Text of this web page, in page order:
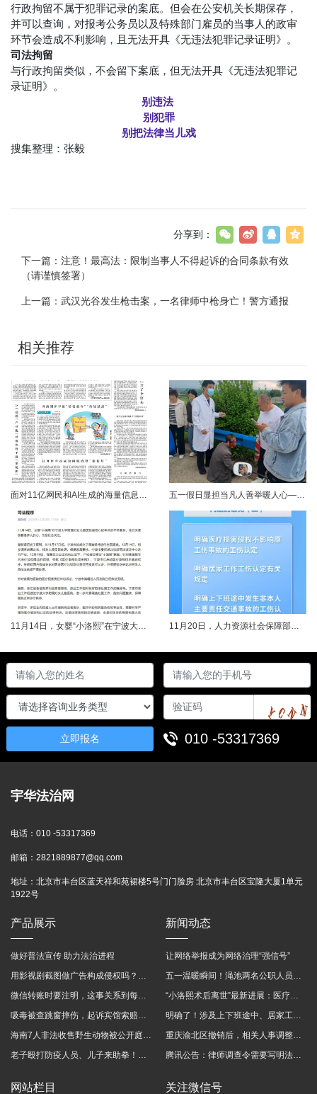
行政拘留不属于犯罪记录的案底。但会在公安机关长期保存，
并可以查询，对报考公务员以及特殊部门雇员的当事人的政审
环节会造成不利影响，且无法开具《无违法犯罪记录证明》。
司法拘留
与行政拘留类似，不会留下案底，但无法开具《无违法犯罪记
录证明》。
别违法
别犯罪
别把法律当儿戏
搜集整理：张毅
分享到：
下一篇： 注意！最高法：限制当事人不得起诉的合同条款有效
（请谨慎签署）
上一篇： 武汉光谷发生枪击案，一名律师中枪身亡！警方通报
相关推荐
面对11亿网民和AI生成的海量信息，如何更有效地打击色情、赌博、侵权、谣言等不良信息，确保网民的安全感和获得感持续“在线”？对这一网络治理之问，网信部门给出了清晰答案：用好网络举报这一关键抓手，推动“被动受理”转向“主动共治”，让群众监督的“微光”汇聚成净化网络生态的“洪流”。网络空间点多、线长、面广，平台规则再严密，监管部门再“给力”，也会有偶尔覆盖不到的角落。然而，在人民群众的敏锐感知面前，不...... 五一假日显担当凡人善举暖人心——渑池两名公职人员路遇车祸紧急施救2026年5月2日，五一假期期间，渑池县林业局职工范文杰、城管局职工关磊途经洛宁县景阳镇孙洞村时，偶遇一起交通事故。现场汽车与电动车相撞，骑行车主倒地受伤、头部流血，情况十分危急。危急时刻，二人毫不犹豫靠边停车，迅速上前查看伤情、安抚伤者，现场设置警戒防范二次事故，同步拨打120、110并联系伤者家属，全程坚守陪护、有序处置。直至家属......
立即报名 010 -53317369
宇华法治网
电话： 010 -53317369
邮箱： 2821889877@qq.com
地址： 北京市丰台区蓝天祥和苑裙楼5号门门脸房 北京市丰台区宝隆大厦1单元
1922号
产品展示
做好普法宣传 助力法治进程
用影视剧截图做广告构成侵权吗？法院这样判
微信转账时要注明，这事关系到每个人……
吸毒被查跳窗摔伤，起诉宾馆索赔，法院这样判！
海南7人非法收售野生动物被公开庭审 涉案金额2100多万
老子殴打防疫人员、儿子来助拳！均被判刑
新闻动态
让网络举报成为网络治理“强信号”
五一温暖瞬间！渑池两名公职人员，路遇车祸挺身而出
“小洛熙术后离世”最新进展：医疗事故鉴定已启动
明确了！涉及上下班途中、居家工作等，这些情形可认定工伤→
重庆渝北区撤销后，相关人事调整再披露
腾讯公告：律师调查令需要写明法官手机号，2025年12月31日后施行
网站栏目 关注微信号